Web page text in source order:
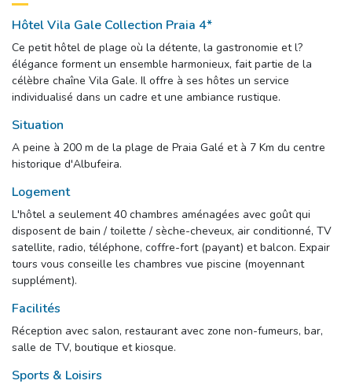
Hôtel Vila Gale Collection Praia 4*
Ce petit hôtel de plage où la détente, la gastronomie et l?
élégance forment un ensemble harmonieux, fait partie de la
célèbre chaîne Vila Gale. Il offre à ses hôtes un service
individualisé dans un cadre et une ambiance rustique.
Situation
A peine à 200 m de la plage de Praia Galé et à 7 Km du centre
historique d'Albufeira.
Logement
L'hôtel a seulement 40 chambres aménagées avec goût qui
disposent de bain / toilette / sèche-cheveux, air conditionné, TV
satellite, radio, téléphone, coffre-fort (payant) et balcon. Expair
tours vous conseille les chambres vue piscine (moyennant
supplément).
Facilités
Réception avec salon, restaurant avec zone non-fumeurs, bar,
salle de TV, boutique et kiosque.
Sports & Loisirs